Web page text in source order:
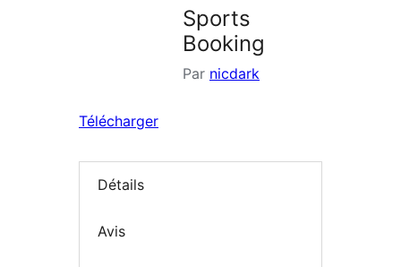
Sports
Booking
Par nicdark
Télécharger
Détails
Avis